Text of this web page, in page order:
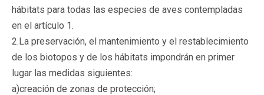
hábitats para todas las especies de aves contempladas
en el artículo 1.
2.La preservación, el mantenimiento y el restablecimiento
de los biotopos y de los hábitats impondrán en primer
lugar las medidas siguientes:
a)creación de zonas de protección;